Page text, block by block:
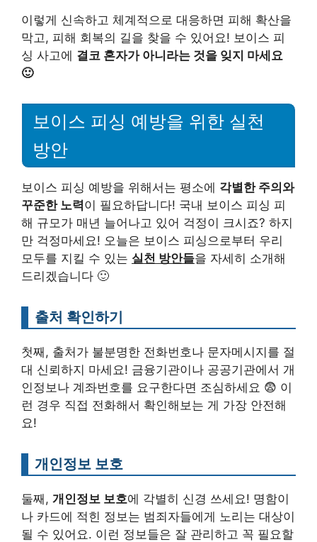
이렇게 신속하고 체계적으로 대응하면 피해 확산을
막고, 피해 회복의 길을 찾을 수 있어요! 보이스 피
싱 사고에 결코 혼자가 아니라는 것을 잊지 마세요
🙂
보이스 피싱 예방을 위한 실천
방안
보이스 피싱 예방을 위해서는 평소에 각별한 주의와
꾸준한 노력이 필요하답니다! 국내 보이스 피싱 피
해 규모가 매년 늘어나고 있어 걱정이 크시죠? 하지
만 걱정마세요! 오늘은 보이스 피싱으로부터 우리
모두를 지킬 수 있는 실천 방안들을 자세히 소개해
드리겠습니다 🙂
출처 확인하기
첫째, 출처가 불분명한 전화번호나 문자메시지를 절
대 신뢰하지 마세요! 금융기관이나 공공기관에서 개
인정보나 계좌번호를 요구한다면 조심하세요 😨 이
런 경우 직접 전화해서 확인해보는 게 가장 안전해
요!
개인정보 보호
둘째, 개인정보 보호에 각별히 신경 쓰세요! 명함이
나 카드에 적힌 정보는 범죄자들에게 노리는 대상이
될 수 있어요. 이런 정보들은 잘 관리하고 꼭 필요할